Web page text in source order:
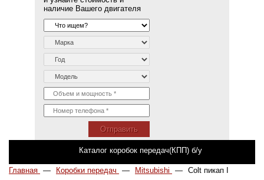
наличие Вашего двигателя
Отправить
Каталог коробок передач(КПП) б/у
Главная — Коробки передач — Mitsubishi — Colt пикап I